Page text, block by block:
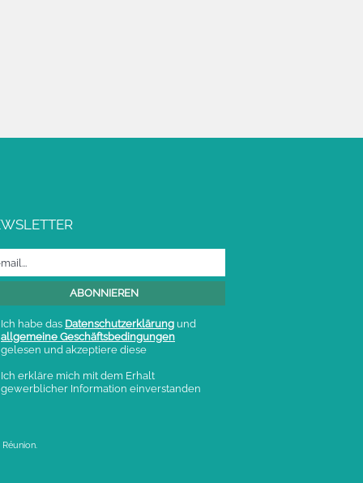
Ich habe das Datenschutzerklärungund
allgemeine Geschäftsbedingungen
gelesen und akzeptiere diese
Ich erkläre mich mit dem Erhalt
gewerblicher Information einverstanden